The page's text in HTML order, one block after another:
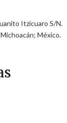
Itzícuaro S/N.
México.